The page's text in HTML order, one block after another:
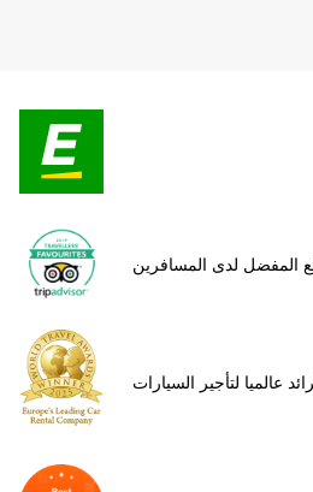
المفضل لدى المسافرين
عالميا لتأجير السيارات